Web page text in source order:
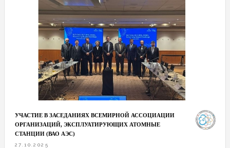
УЧАСТИЕ В ЗАСЕДАНИЯХ ВСЕМИРНОЙ АССОЦИАЦИИ
ОРГАНИЗАЦИЙ, ЭКСПЛУАТИРУЮЩИХ АТОМНЫЕ
СТАНЦИИ (ВАО АЭС)
27.10.2025